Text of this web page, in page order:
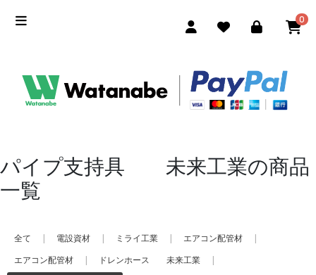
0
パイプ支持具 未来工業の商品
一覧
全て | 電設資材 | ミライ工業 | エアコン配管材
|
エアコン配管材
| ドレンホース 未来工業
|